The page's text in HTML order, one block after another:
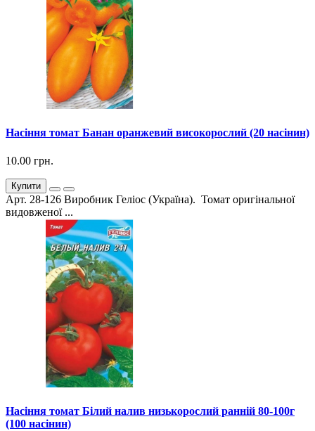
Насіння томат Банан оранжевий високорослий (20 насінин)
10.00 грн.
Купити
Арт. 28-126 Виробник Геліос (Україна). Томат оригінальної
видовженої ...
Насіння томат Білий налив низькорослий ранній 80-100г
(100 насінин)